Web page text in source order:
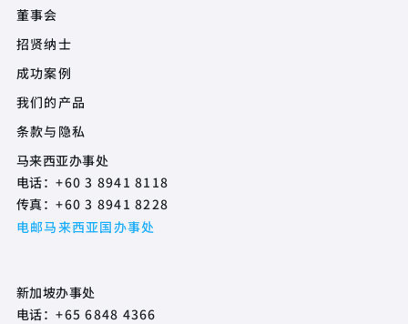
Quick Links
董事会
招贤纳士
Product Quick Links Footer
成功案例
我们的产品
Footer Policy
条款与隐私
马来西亚办事处
电话：+60 3 8941 8118
传真：+60 3 8941 8228
电邮马来西亚国办事处
新加坡办事处
电话：+65 6848 4366